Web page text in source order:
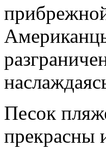
Песок
прекрасны